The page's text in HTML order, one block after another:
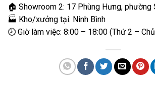
🏠 Showroom 2: 17 Phùng Hưng, phường
🏭 Kho/xưởng tại: Ninh Bình
🕗 Giờ làm việc: 8:00 – 18:00 (Thứ 2 –